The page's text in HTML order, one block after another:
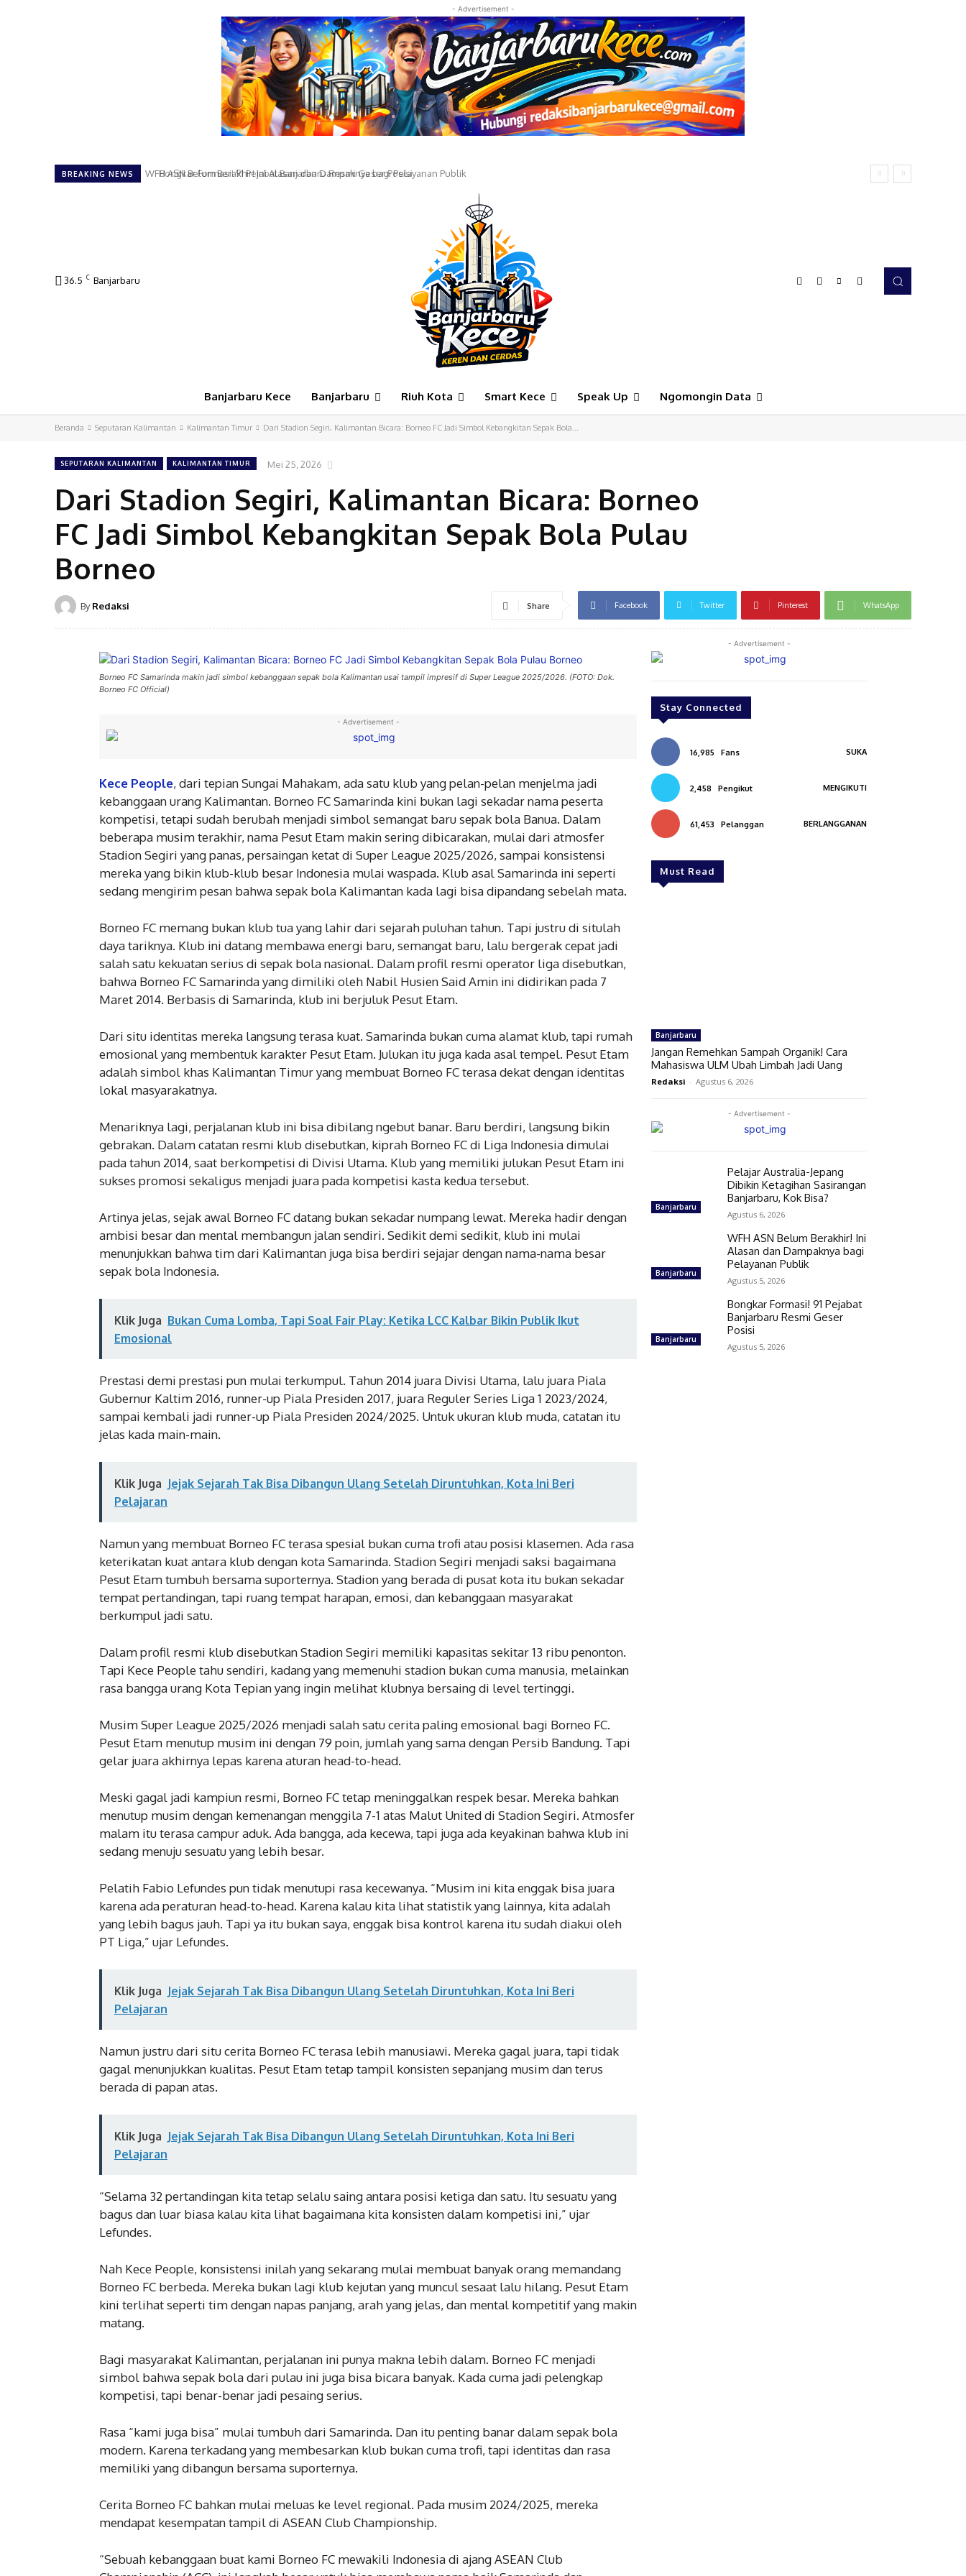
- Advertisement -
BREAKING NEWS Bongkar Formasi! 91 Pejabat Banjarbaru Resmi Geser Posisi
36.5 C Banjarbaru
Banjarbaru Kece Banjarbaru Riuh Kota Smart Kece Speak Up Ngomongin Data
Beranda Seputaran Kalimantan Kalimantan Timur Dari Stadion Segiri, Kalimantan Bicara: Borneo FC Jadi Simbol Kebangkitan Sepak Bola...
SEPUTARAN KALIMANTAN KALIMANTAN TIMUR Mei 25, 2026
Dari Stadion Segiri, Kalimantan Bicara: Borneo
FC Jadi Simbol Kebangkitan Sepak Bola Pulau
Borneo
By Redaksi Share Facebook Twitter Pinterest WhatsApp
Borneo FC Samarinda makin jadi simbol kebanggaan sepak bola Kalimantan usai tampil impresif di Super League 2025/2026. (FOTO: Dok.
Borneo FC Official)
- Advertisement -
Kece People, dari tepian Sungai Mahakam, ada satu klub yang pelan-pelan menjelma jadi
kebanggaan urang Kalimantan. Borneo FC Samarinda kini bukan lagi sekadar nama peserta
kompetisi, tetapi sudah berubah menjadi simbol semangat baru sepak bola Banua. Dalam
beberapa musim terakhir, nama Pesut Etam makin sering dibicarakan, mulai dari atmosfer
Stadion Segiri yang panas, persaingan ketat di Super League 2025/2026, sampai konsistensi
mereka yang bikin klub-klub besar Indonesia mulai waspada. Klub asal Samarinda ini seperti
sedang mengirim pesan bahwa sepak bola Kalimantan kada lagi bisa dipandang sebelah mata.
Borneo FC memang bukan klub tua yang lahir dari sejarah puluhan tahun. Tapi justru di situlah
daya tariknya. Klub ini datang membawa energi baru, semangat baru, lalu bergerak cepat jadi
salah satu kekuatan serius di sepak bola nasional. Dalam profil resmi operator liga disebutkan,
bahwa Borneo FC Samarinda yang dimiliki oleh Nabil Husien Said Amin ini didirikan pada 7
Maret 2014. Berbasis di Samarinda, klub ini berjuluk Pesut Etam.
Dari situ identitas mereka langsung terasa kuat. Samarinda bukan cuma alamat klub, tapi rumah
emosional yang membentuk karakter Pesut Etam. Julukan itu juga kada asal tempel. Pesut Etam
adalah simbol khas Kalimantan Timur yang membuat Borneo FC terasa dekat dengan identitas
lokal masyarakatnya.
Menariknya lagi, perjalanan klub ini bisa dibilang ngebut banar. Baru berdiri, langsung bikin
gebrakan. Dalam catatan resmi klub disebutkan, kiprah Borneo FC di Liga Indonesia dimulai
pada tahun 2014, saat berkompetisi di Divisi Utama. Klub yang memiliki julukan Pesut Etam ini
sukses promosi sekaligus menjadi juara pada kompetisi kasta kedua tersebut.
Artinya jelas, sejak awal Borneo FC datang bukan sekadar numpang lewat. Mereka hadir dengan
ambisi besar dan mental membangun jalan sendiri. Sedikit demi sedikit, klub ini mulai
menunjukkan bahwa tim dari Kalimantan juga bisa berdiri sejajar dengan nama-nama besar
sepak bola Indonesia.
Klik Juga Bukan Cuma Lomba, Tapi Soal Fair Play: Ketika LCC Kalbar Bikin Publik Ikut
Emosional
Prestasi demi prestasi pun mulai terkumpul. Tahun 2014 juara Divisi Utama, lalu juara Piala
Gubernur Kaltim 2016, runner-up Piala Presiden 2017, juara Reguler Series Liga 1 2023/2024,
sampai kembali jadi runner-up Piala Presiden 2024/2025. Untuk ukuran klub muda, catatan itu
jelas kada main-main.
Klik Juga Jejak Sejarah Tak Bisa Dibangun Ulang Setelah Diruntuhkan, Kota Ini Beri
Pelajaran
Namun yang membuat Borneo FC terasa spesial bukan cuma trofi atau posisi klasemen. Ada rasa
keterikatan kuat antara klub dengan kota Samarinda. Stadion Segiri menjadi saksi bagaimana
Pesut Etam tumbuh bersama suporternya. Stadion yang berada di pusat kota itu bukan sekadar
tempat pertandingan, tapi ruang tempat harapan, emosi, dan kebanggaan masyarakat
berkumpul jadi satu.
Dalam profil resmi klub disebutkan Stadion Segiri memiliki kapasitas sekitar 13 ribu penonton.
Tapi Kece People tahu sendiri, kadang yang memenuhi stadion bukan cuma manusia, melainkan
rasa bangga urang Kota Tepian yang ingin melihat klubnya bersaing di level tertinggi.
Musim Super League 2025/2026 menjadi salah satu cerita paling emosional bagi Borneo FC.
Pesut Etam menutup musim ini dengan 79 poin, jumlah yang sama dengan Persib Bandung. Tapi
gelar juara akhirnya lepas karena aturan head-to-head.
Meski gagal jadi kampiun resmi, Borneo FC tetap meninggalkan respek besar. Mereka bahkan
menutup musim dengan kemenangan menggila 7-1 atas Malut United di Stadion Segiri. Atmosfer
malam itu terasa campur aduk. Ada bangga, ada kecewa, tapi juga ada keyakinan bahwa klub ini
sedang menuju sesuatu yang lebih besar.
Pelatih Fabio Lefundes pun tidak menutupi rasa kecewanya. “Musim ini kita enggak bisa juara
karena ada peraturan head-to-head. Karena kalau kita lihat statistik yang lainnya, kita adalah
yang lebih bagus jauh. Tapi ya itu bukan saya, enggak bisa kontrol karena itu sudah diakui oleh
PT Liga,” ujar Lefundes.
Klik Juga Jejak Sejarah Tak Bisa Dibangun Ulang Setelah Diruntuhkan, Kota Ini Beri
Pelajaran
Namun justru dari situ cerita Borneo FC terasa lebih manusiawi. Mereka gagal juara, tapi tidak
gagal menunjukkan kualitas. Pesut Etam tetap tampil konsisten sepanjang musim dan terus
berada di papan atas.
Klik Juga Jejak Sejarah Tak Bisa Dibangun Ulang Setelah Diruntuhkan, Kota Ini Beri
Pelajaran
“Selama 32 pertandingan kita tetap selalu saing antara posisi ketiga dan satu. Itu sesuatu yang
bagus dan luar biasa kalau kita lihat bagaimana kita konsisten dalam kompetisi ini,” ujar
Lefundes.
Nah Kece People, konsistensi inilah yang sekarang mulai membuat banyak orang memandang
Borneo FC berbeda. Mereka bukan lagi klub kejutan yang muncul sesaat lalu hilang. Pesut Etam
kini terlihat seperti tim dengan napas panjang, arah yang jelas, dan mental kompetitif yang makin
matang.
Bagi masyarakat Kalimantan, perjalanan ini punya makna lebih dalam. Borneo FC menjadi
simbol bahwa sepak bola dari pulau ini juga bisa bicara banyak. Kada cuma jadi pelengkap
kompetisi, tapi benar-benar jadi pesaing serius.
Rasa “kami juga bisa” mulai tumbuh dari Samarinda. Dan itu penting banar dalam sepak bola
modern. Karena terkadang yang membesarkan klub bukan cuma trofi, tapi identitas dan rasa
memiliki yang dibangun bersama suporternya.
Cerita Borneo FC bahkan mulai meluas ke level regional. Pada musim 2024/2025, mereka
mendapat kesempatan tampil di ASEAN Club Championship.
“Sebuah kebanggaan buat kami Borneo FC mewakili Indonesia di ajang ASEAN Club
- Advertisement -
Stay Connected
16,985 Fans SUKA
2,458 Pengikut MENGIKUTI
61,453 Pelanggan BERLANGGANAN
Must Read
Banjarbaru
Jangan Remehkan Sampah Organik! Cara
Mahasiswa ULM Ubah Limbah Jadi Uang
Redaksi - Agustus 6, 2026
- Advertisement -
Banjarbaru
Pelajar Australia-Jepang
Dibikin Ketagihan Sasirangan
Banjarbaru, Kok Bisa?
Agustus 6, 2026
Banjarbaru
WFH ASN Belum Berakhir! Ini
Alasan dan Dampaknya bagi
Pelayanan Publik
Agustus 5, 2026
Banjarbaru
Bongkar Formasi! 91 Pejabat
Banjarbaru Resmi Geser
Posisi
Agustus 5, 2026